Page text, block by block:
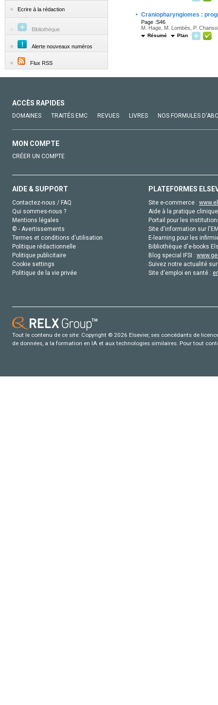
Ecrire à la rédaction
Bibliothèque
Alerte nouveaux numéros
Flux RSS
· Craniopharyngiomes :
Page :S46
M. Hage, M. Lombès, P.
Résumé Plan
ACCÈS RAPIDES
DOMAINES TRAITÉS EMC REVUES LIVRES NOS FORMULES
MON COMPTE
CRÉER UN COMPTE
AIDE & SUPPORT
Contactez-nous / FAQ
Qui sommes-nous ?
Mentions légales
© - Avertissements
Termes et conditions d'utilisation
Politique rédactionnelle
Politique publicitaire
Cookie settings
Politique de la vie privée
PLATEFORMES
Site e-commerce :
Aide à la pratique
Portail pour les
Site d'information sur
E-learning pour les
Bibliothèque d'e-books
Blog special IFSI :
Suivez notre actualité
Site d'emploi en santé :
Tout le contenu de ce site: Copyright © 2026 Elsevier, ses concédants de
de données, a la formation en IA et aux technologies similaires. Pour tout